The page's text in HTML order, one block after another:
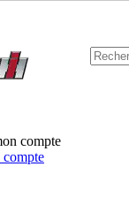
compte
compte